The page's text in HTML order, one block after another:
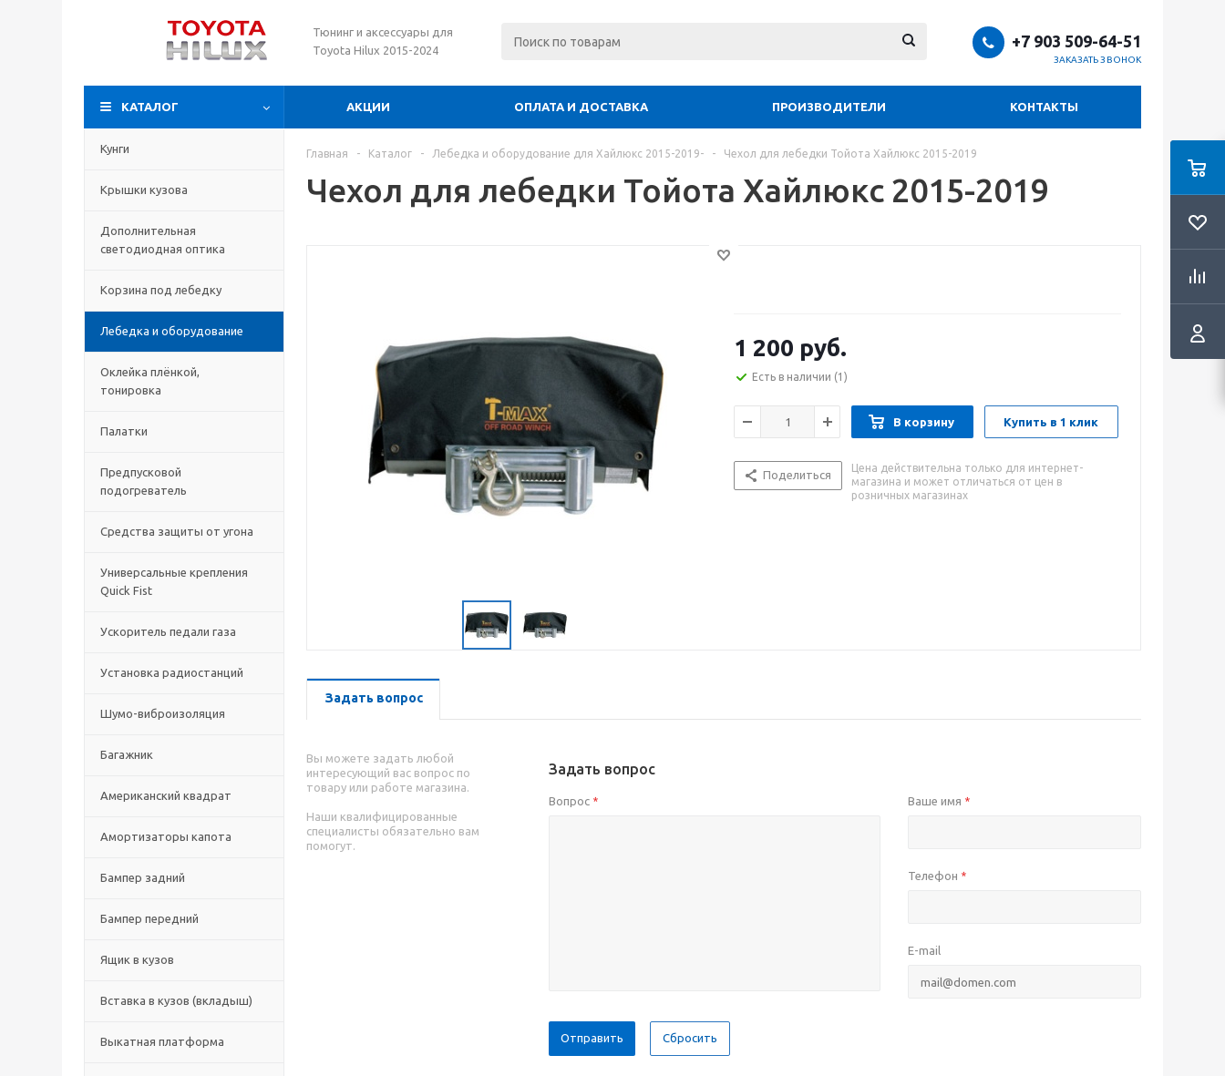
Тюнинг и аксессуары для
Toyota Hilux 2015-2024
+7 903 509-64-51
ЗАКАЗАТЬ ЗВОНОК
КАТАЛОГ АКЦИИ ОПЛАТА И ДОСТАВКА ПРОИЗВОДИТЕЛИ КОНТАКТЫ
Кунги
Крышки кузова
Дополнительная
светодиодная оптика
Корзина под лебедку
Лебедка и оборудование
Оклейка плёнкой,
тонировка
Палатки
Предпусковой
подогреватель
Средства защиты от угона
Универсальные крепления
Quick Fist
Ускоритель педали газа
Установка радиостанций
Шумо-виброизоляция
Багажник
Американский квадрат
Амортизаторы капота
Бампер задний
Бампер передний
Ящик в кузов
Вставка в кузов (вкладыш)
Выкатная платформа
Главная - Каталог - Лебедка и оборудование для Хайлюкс 2015-2019- - Чехол для лебедки Тойота Хайлюкс 2015-2019
Чехол для лебедки Тойота Хайлюкс 2015-2019
1 200 руб.
Есть в наличии (1)
В корзину Купить в 1 клик
Поделиться
Цена действительна только для интернет-
магазина и может отличаться от цен в
розничных магазинах
Задать вопрос
Вы можете задать любой
интересующий вас вопрос по
товару или работе магазина.
Наши квалифицированные
специалисты обязательно вам
помогут.
Задать вопрос
Вопрос * Ваше имя *
Телефон *
E-mail
Сбросить